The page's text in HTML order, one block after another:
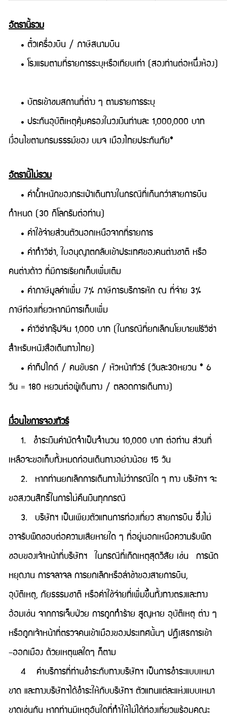
อัตรานี้รวม
• ตั๋วเครื่องบิน / ภาษีสนามบิน
• โรงแรมตามที่รายการระบุหรือเทียบเท่า (สองท่านต่อหนึ่งห้อง)
• บัตรเข้าชมสถานที่ต่าง ๆ ตามรายการระบุ
• ประกันอุบัติเหตุคุ้มครองในวงเงินท่านละ 1,000,000 บาท
เงื่อนไขตามกรมธรรม์ของ บมจ เมืองไทยประกันภัย*
อัตรานี้ไม่รวม
• ค่าน้ำหนักของกระเป๋าเดินทางในกรณีที่เกินกว่าสายการบิน
กำหนด (30 กิโลกรัมต่อท่าน)
• ค่าใช้จ่ายส่วนตัวนอกเหนือจากที่รายการ
• ค่าทำวีซ่า, ใบอนุญาตกลับเข้าประเทศของคนต่างชาติ หรือ
คนต่างด้าว ที่มีการเรียกเก็บเพิ่มเติม
• ค่าภาษีมูลค่าเพิ่ม 7% ภาษีการบริการหัก ณ ที่จ่าย 3%
ภาษีท่องเที่ยวหากมีการเก็บเพิ่ม
• ค่าวีซ่ากรุ๊ปจีน 1,000 บาท (ในกรณีที่ยกเลิกนโยบายฟรีวีซ่า
สำหรับหนังสือเดินทางไทย)
• ค่าทิปไกด์ / คนขับรถ / หัวหน้าทัวร์ (วันละ30หยวน * 6
วัน = 180 หยวนต่อผู้เดินทาง / ตลอดการเดินทาง)
เงื่อนไขการจองทัวร์
1. ชำระเงินค่ามัดจำเป็นจำนวน 10,000 บาท ต่อท่าน ส่วนที่
เหลือจะขอเก็บทั้งหมดก่อนเดินทางอย่างน้อย 15 วัน
2. หากท่านยกเลิกการเดินทางไม่ว่ากรณีใด ๆ ทาง บริษัทฯ จะ
ขอสงวนสิทธิ์ในการไม่คืนเงินทุกกรณี
3. บริษัทฯ เป็นเพียงตัวแทนการท่องเที่ยว สายการบิน ซึ่งไม่
อาจรับผิดชอบต่อความเสียหายใด ๆ ที่อยู่นอกเหนือความรับผิด
ชอบของเจ้าหน้าที่บริษัทฯ ในกรณีที่เกิดเหตุสุดวิสัย เช่น การนัด
หยุดงาน การจลาจล การยกเลิกหรือล่าช้าของสายการบิน,
อุบัติเหตุ, ภัยธรรมชาติ หรือค่าใช้จ่ายที่เพิ่มขึ้นทั้งทางตรงและทาง
อ้อมเช่น จากการเจ็บป่วย การถูกทำร้าย สูญหาย อุบัติเหตุ ต่าง ๆ
หรือถูกเจ้าหน้าที่ตรวจคนเข้าเมืองของประเทศนั้นๆ ปฏิเสธการเข้า
–ออกเมือง ด้วยเหตุผลใดๆ ก็ตาม
4 ค่าบริการที่ท่านชำระกับทางบริษัทฯ เป็นการชำระแบบเหมา
ขาด และทางบริษัทฯได้ชำระให้กับบริษัทฯ ตัวแทนแต่ละแห่งแบบเหมา
ขาดเช่นกัน หากท่านมีเหตุอันใดที่ทำให้ไม่ได้ท่องเที่ยวพร้อมคณะ